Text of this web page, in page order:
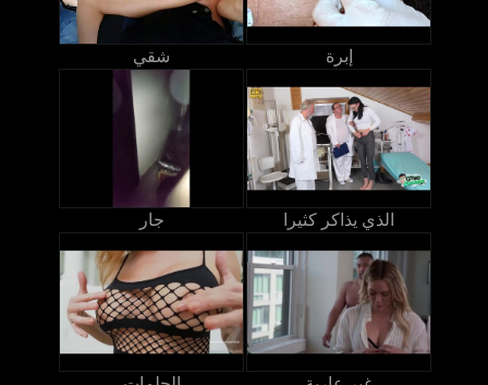
شقي إبرة
جار الذي يذاكر كثيرا